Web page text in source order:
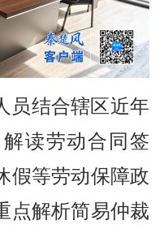
员结合辖区近年
读劳动合同签
假等劳动保障政
点解析简易仲裁